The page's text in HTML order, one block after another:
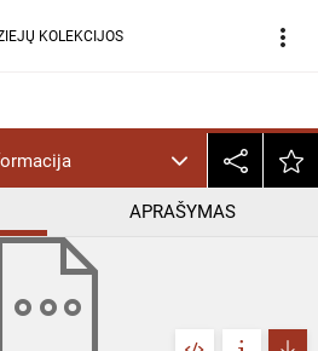
KOLEKCIJOS more_vert
APRAŠYMAS